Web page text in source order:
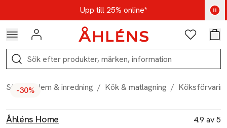
Hoppa till navigationsmenynUpp till 25% online*
Kod: AUG25 - Shoppa nu
Logga in Favoriter
Sök
Start / Hem & inredning / Kök & matlagning /
-30%
Åhléns Home
4.9 av 5